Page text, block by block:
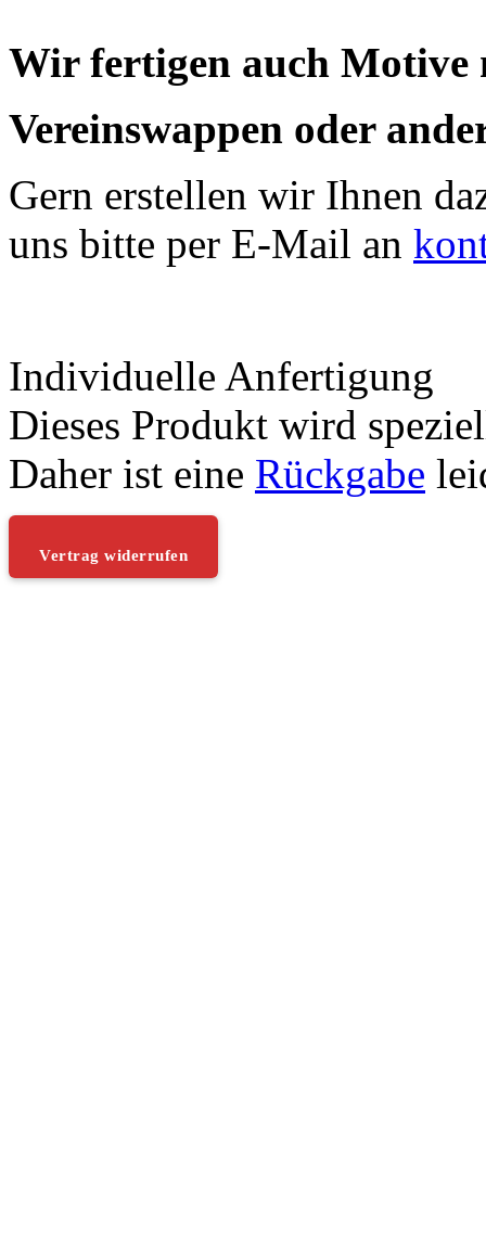
Wir fertigen auch Motive
Vereinswappen oder
Gern erstellen wir Ihnen
uns bitte per E-Mail an
Individuelle Anfertigung
Dieses Produkt wird
Daher ist eine Rückgabe
Vertrag widerrufen